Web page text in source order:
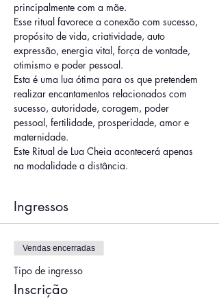
principalmente com a mãe.
Esse ritual favorece a conexão com sucesso,
propósito de vida, criatividade, auto
expressão, energia vital, força de vontade,
otimismo e poder pessoal.
Esta é uma lua ótima para os que pretendem
realizar encantamentos relacionados com
sucesso, autoridade, coragem, poder
pessoal, fertilidade, prosperidade, amor e
maternidade.
Este Ritual de Lua Cheia acontecerá apenas
na modalidade a distância.
Ingressos
Vendas encerradas
Tipo de ingresso
Inscrição